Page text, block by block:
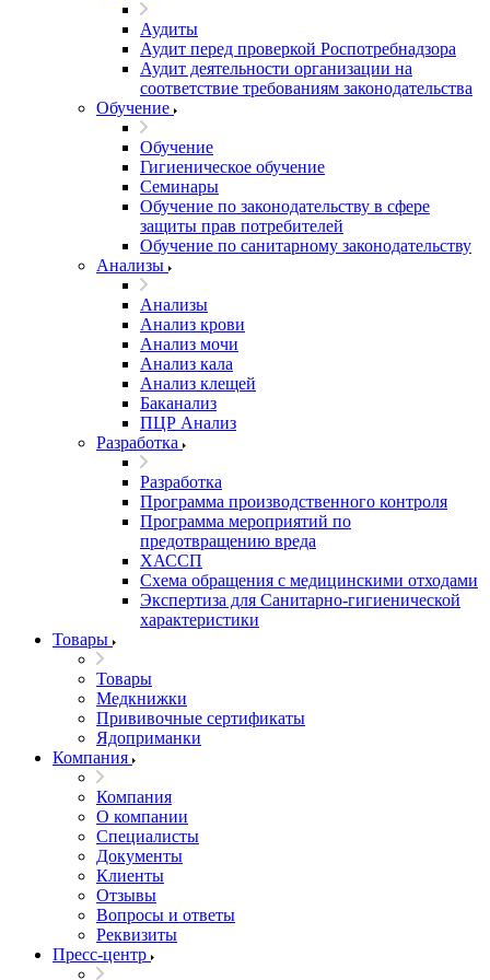
Аудиты
Аудит перед проверкой Роспотребнадзора
Аудит деятельности организации на
соответствие требованиям законодательства
Обучение
Обучение
Гигиеническое обучение
Семинары
Обучение по законодательству в сфере
защиты прав потребителей
Обучение по санитарному законодательству
Анализы
Анализы
Анализ крови
Анализ мочи
Анализ кала
Анализ клещей
Баканализ
ПЦР Анализ
Разработка
Разработка
Программа производственного контроля
Программа мероприятий по
предотвращению вреда
ХАССП
Схема обращения с медицинскими отходами
Экспертиза для Санитарно-гигиенической
характеристики
Товары
Товары
Медкнижки
Прививочные сертификаты
Ядоприманки
Компания
Компания
О компании
Специалисты
Документы
Клиенты
Отзывы
Вопросы и ответы
Реквизиты
Пресс-центр